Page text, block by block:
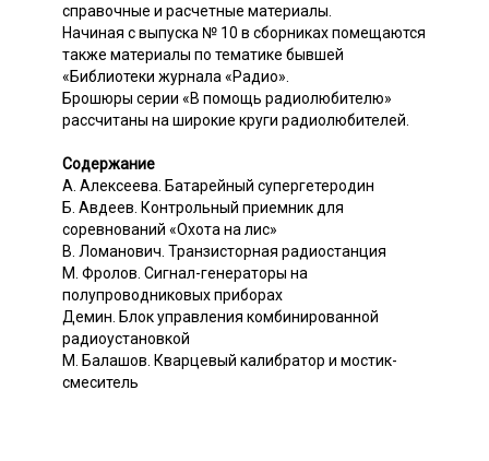
справочные и расчетные материалы.
Начиная с выпуска № 10 в сборниках помещаются
также материалы по тематике бывшей
«Библиотеки журнала «Радио».
Брошюры серии «В помощь радиолюбителю»
рассчитаны на широкие круги радиолюбителей.
Содержание
A. Алексеева. Батарейный супергетеродин
Б. Авдеев. Контрольный приемник для
соревнований «Охота на лис»
В. Ломанович. Транзисторная радиостанция
М. Фролов. Сигнал-генераторы на
полупроводниковых приборах
Демин. Блок управления комбинированной
радиоустановкой
М. Балашов. Кварцевый калибратор и мостик-
смеситель